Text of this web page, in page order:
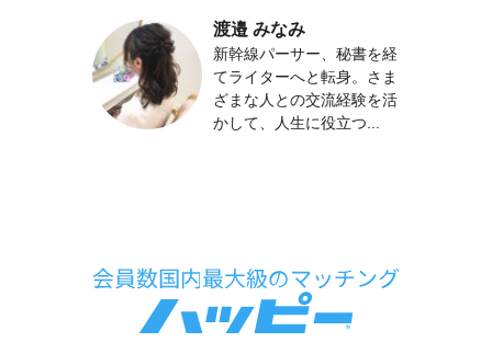
渡邉 みなみ
新幹線パーサー、秘書を経
てライターへと転身。さま
ざまな人との交流経験を活
かして、人生に役立つ...